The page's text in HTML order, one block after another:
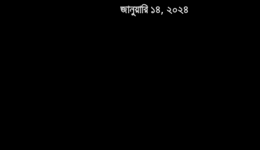
জানুয়ারি ১৪, ২০২৪